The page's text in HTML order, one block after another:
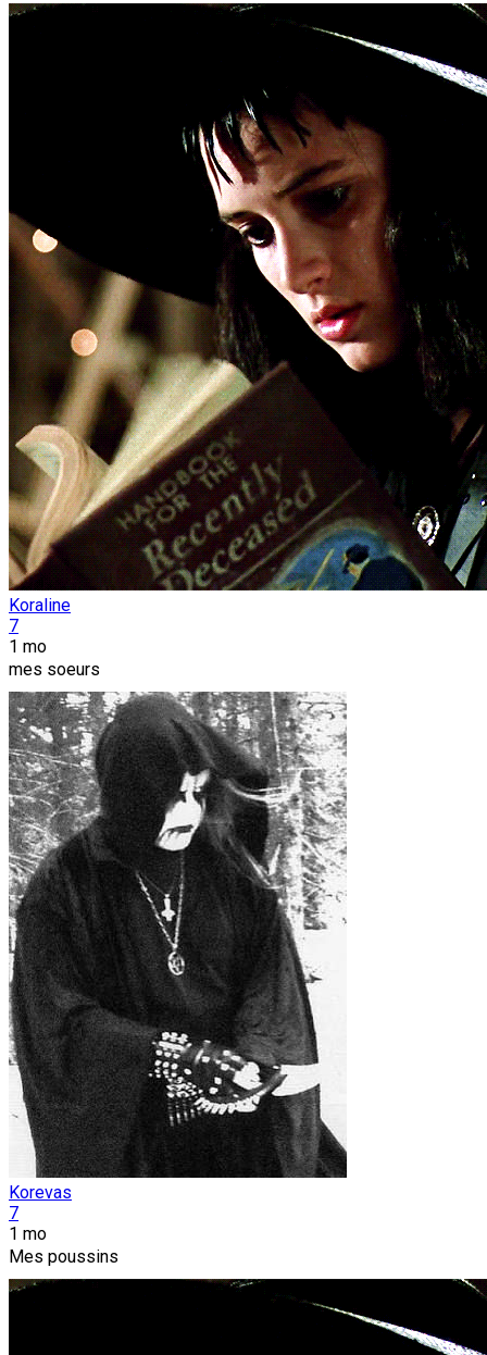
Koraline
7
1 mo
mes soeurs
Korevas
7
1 mo
Mes poussins